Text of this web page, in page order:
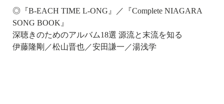
◎『B-EACH TIME L-ONG』／『Complete NIAGARA
SONG BOOK』
深聴きのためのアルバム18選 源流と末流を知る
伊藤隆剛／松山晋也／安田謙一／湯浅学